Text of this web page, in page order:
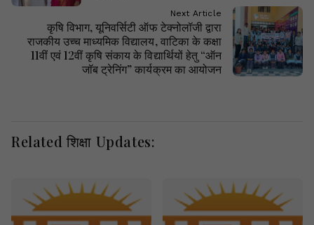
Next Article
कृषि विभाग, यूनिवर्सिटी ऑफ टेक्नोलॉजी द्वारा
राजकीय उच्च माध्यमिक विद्यालय, वाटिका के कक्षा
11वीं एवं 12वीं कृषि संकाय के विद्यार्थियों हेतु “ऑन
जॉब ट्रेनिंग” कार्यक्रम का आयोजन
Related शिक्षा Updates: